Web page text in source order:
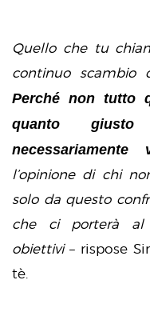
Quello che tu
continuo
Perché non tutto
quanto
necessariamente
l’opinione di chi
solo da questo
che ci porterà al
obiettivi– rispose
tè.